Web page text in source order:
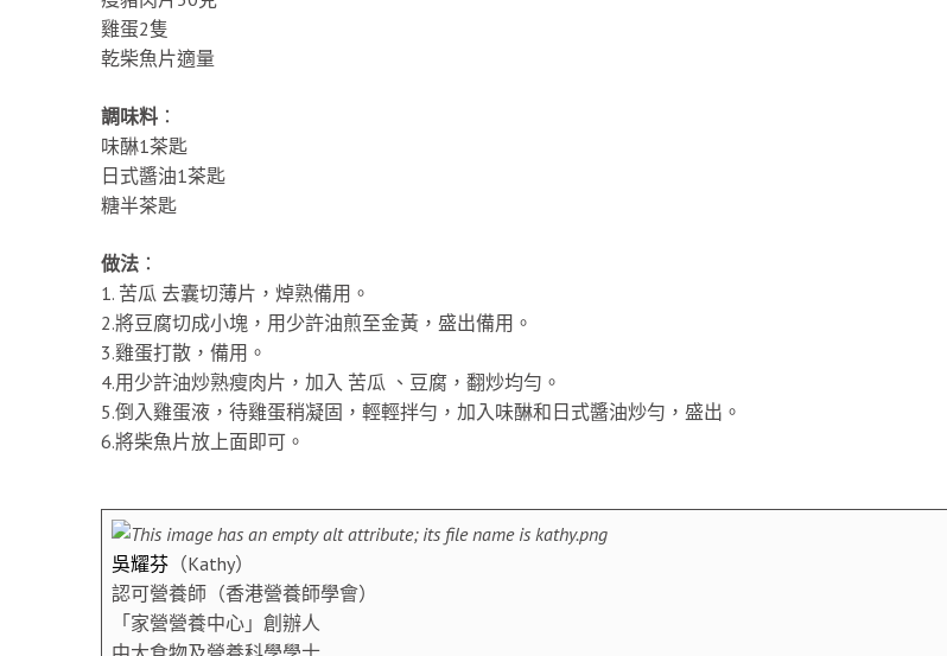
雞蛋2隻
乾柴魚片適量
調味料：
味醂1茶匙
日式醬油1茶匙
糖半茶匙
做法：
1. 苦瓜 去囊切薄片，焯熟備用。
2.將豆腐切成小塊，用少許油煎至金黃，盛出備用。
3.雞蛋打散，備用。
4.用少許油炒熟瘦肉片，加入 苦瓜 、豆腐，翻炒均勻。
5.倒入雞蛋液，待雞蛋稍凝固，輕輕拌勻，加入味醂和日式醬油炒勻，盛出。
6.將柴魚片放上面即可。
吳耀芬（Kathy）
認可營養師（香港營養師學會）
「家營營養中心」創辦人